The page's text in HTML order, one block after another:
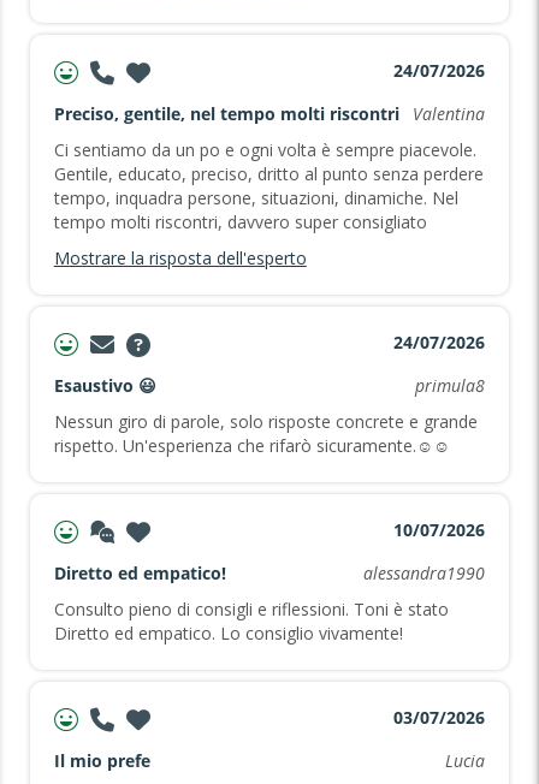
24/07/2026
Preciso, gentile, nel tempo molti riscontri
Valentina
Ci sentiamo da un po e ogni volta è sempre piacevole.
Gentile, educato, preciso, dritto al punto senza perdere
tempo, inquadra persone, situazioni, dinamiche. Nel
tempo molti riscontri, davvero super consigliato
Mostrare la risposta dell'esperto
24/07/2026
Esaustivo 😃
primula8
Nessun giro di parole, solo risposte concrete e grande
rispetto. Un'esperienza che rifarò sicuramente.☺️☺️
10/07/2026
Diretto ed empatico!
alessandra1990
Consulto pieno di consigli e riflessioni. Toni è stato
Diretto ed empatico. Lo consiglio vivamente!
03/07/2026
Il mio prefe
Lucia